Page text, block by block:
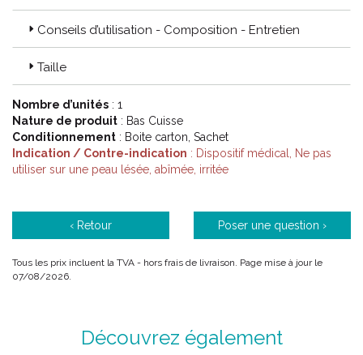
Code ACL : 1004300 / 1004306 / 1004361 / 1004307 /
1004302 / 1004308 / 1004303 / 1004309 / 1004304 /
10044310 / 1004305 / 1004311
Code EAN : 3611610043003 / 3611610043068 /
3611610043010 / 3611610043072 / 3611610043027 /
3611610043089 / 3611610043034 / 3611610043096 /
3611610043041 / 3611610043102 / 3611610043058 /
3611610043119
Conseils d’utilisation - Composition - Entretien
Taille
Nombre d’unités : 1
Nature de produit : Bas Cuisse
Conditionnement : Boite carton, Sachet
Indication / Contre-indication : Dispositif médical, Ne pas
utiliser sur une peau lésée, abîmée, irritée
‹ Retour Poser une question ›
Tous les prix incluent la TVA - hors frais de livraison. Page mise à jour le
07/08/2026.
Découvrez également